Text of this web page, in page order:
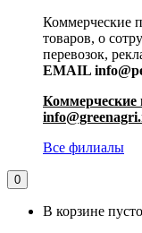
Коммерческие
товаров, о
перевозок,
EMAIL
Коммерческие
Все филиалы
0
В корзине